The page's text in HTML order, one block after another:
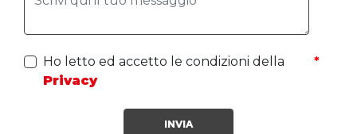
Ho letto ed accetto le condizioni della
Privacy
INVIA